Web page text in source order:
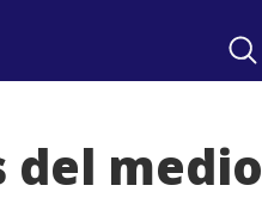
del medio